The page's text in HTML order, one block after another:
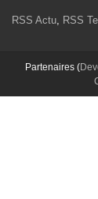
RSS Actu, RSS
Partenaires (